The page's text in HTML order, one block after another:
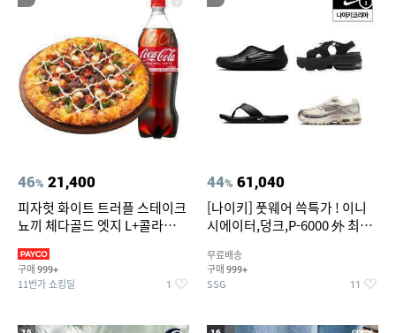
46% 21,400
피자헛 화이트 트러플 스테이크
뇨끼 체다골드 엣지 L+콜라
구매 999+
11번가 쇼킹딜 1
44% 61,040
[나이키] 풋웨어 쓱특가 ! 이니
시에이터,덩크,P-6000 外 최대
무료배송
구매 999+
SSG 11